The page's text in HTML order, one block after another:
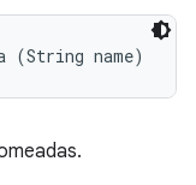
(String name)